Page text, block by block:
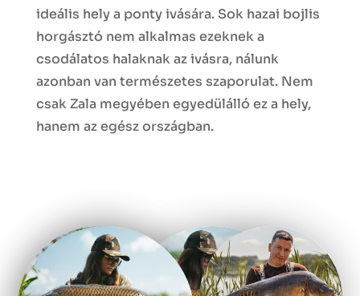
ideális hely a ponty ivására. Sok hazai bojlis
horgásztó nem alkalmas ezeknek a
csodálatos halaknak az ivásra, nálunk
azonban van természetes szaporulat. Nem
csak Zala megyében egyedülálló ez a hely,
hanem az egész országban.